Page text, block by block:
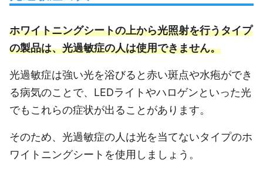
ホワイトニングシートの上から光照射を行うタイプ
の製品は、光過敏症の人は使用できません。
光過敏症は強い光を浴びると赤い斑点や水疱ができ
る病気のことで、LEDライトやハロゲンといった光
でもこれらの症状が出ることがあります。
そのため、光過敏症の人は光を当てないタイプのホ
ワイトニングシートを使用しましょう。